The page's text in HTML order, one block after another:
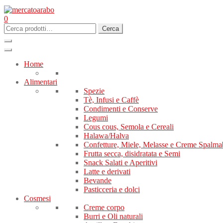
0
Cerca:
Cerca
Home
Alimentari
Spezie
Tè, Infusi e Caffè
Condimenti e Conserve
Legumi
Cous cous, Semola e Cereali
Halawa/Halva
Confetture, Miele, Melasse e Creme
Frutta secca, disidratata e Semi
Snack Salati e Aperitivi
Latte e derivati
Bevande
Pasticceria e dolci
Cosmesi
Creme corpo
Burri e Oli naturali